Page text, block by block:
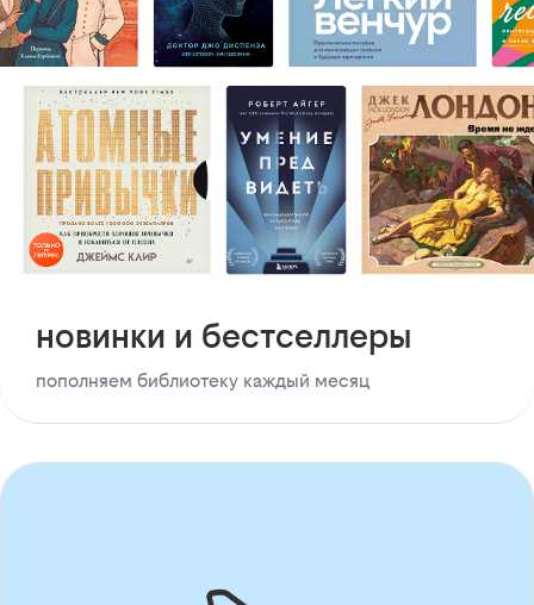
новинки и бестселлеры
пополняем библиотеку каждый месяц